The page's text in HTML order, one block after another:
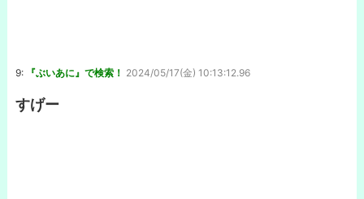
9: 『ぶいあに』で検索！ 2024/05/17(金) 10:13:12.96
すげー